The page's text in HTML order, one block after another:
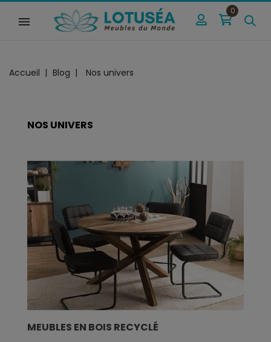
0
Accueil Blog Nos univers
NOS UNIVERS
MEUBLES EN BOIS RECYCLÉ